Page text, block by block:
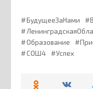
БудущееЗаНами
Образование
СОШ4
Успех